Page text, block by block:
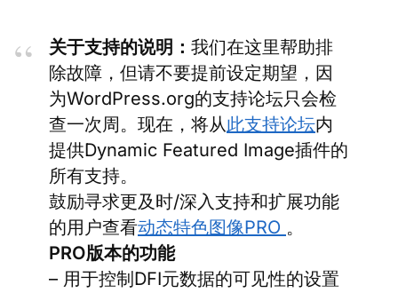
关于支持的说明： 我们在这里帮助排
除故障，但请不要提前设定期望，因
为WordPress.org的支持论坛只会检
查一次周。现在，将从此支持论坛内
提供Dynamic Featured Image插件的
所有支持。
鼓励寻求更及时/深入支持和扩展功能
的用户查看动态特色图像PRO 。
PRO版本的功能
– 用于控制DFI元数据的可见性的设置